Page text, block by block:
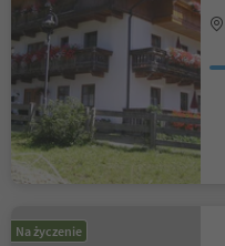
Na życzenie